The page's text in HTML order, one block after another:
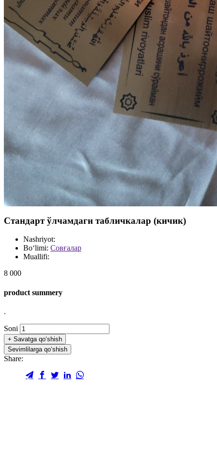
Стандарт ўлчамдаги табличкалар (кичик)
Nashriyot:
Bo‘limi: Совғалар
Muallifi:
8 000
product summery
.
Soni
+ Savatga qo‘shish
Sevimlilarga qo‘shish
Share: